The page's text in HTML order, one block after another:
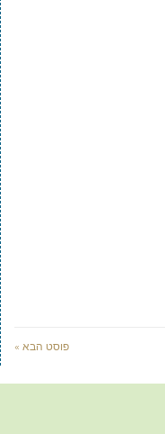
פוסט הבא »